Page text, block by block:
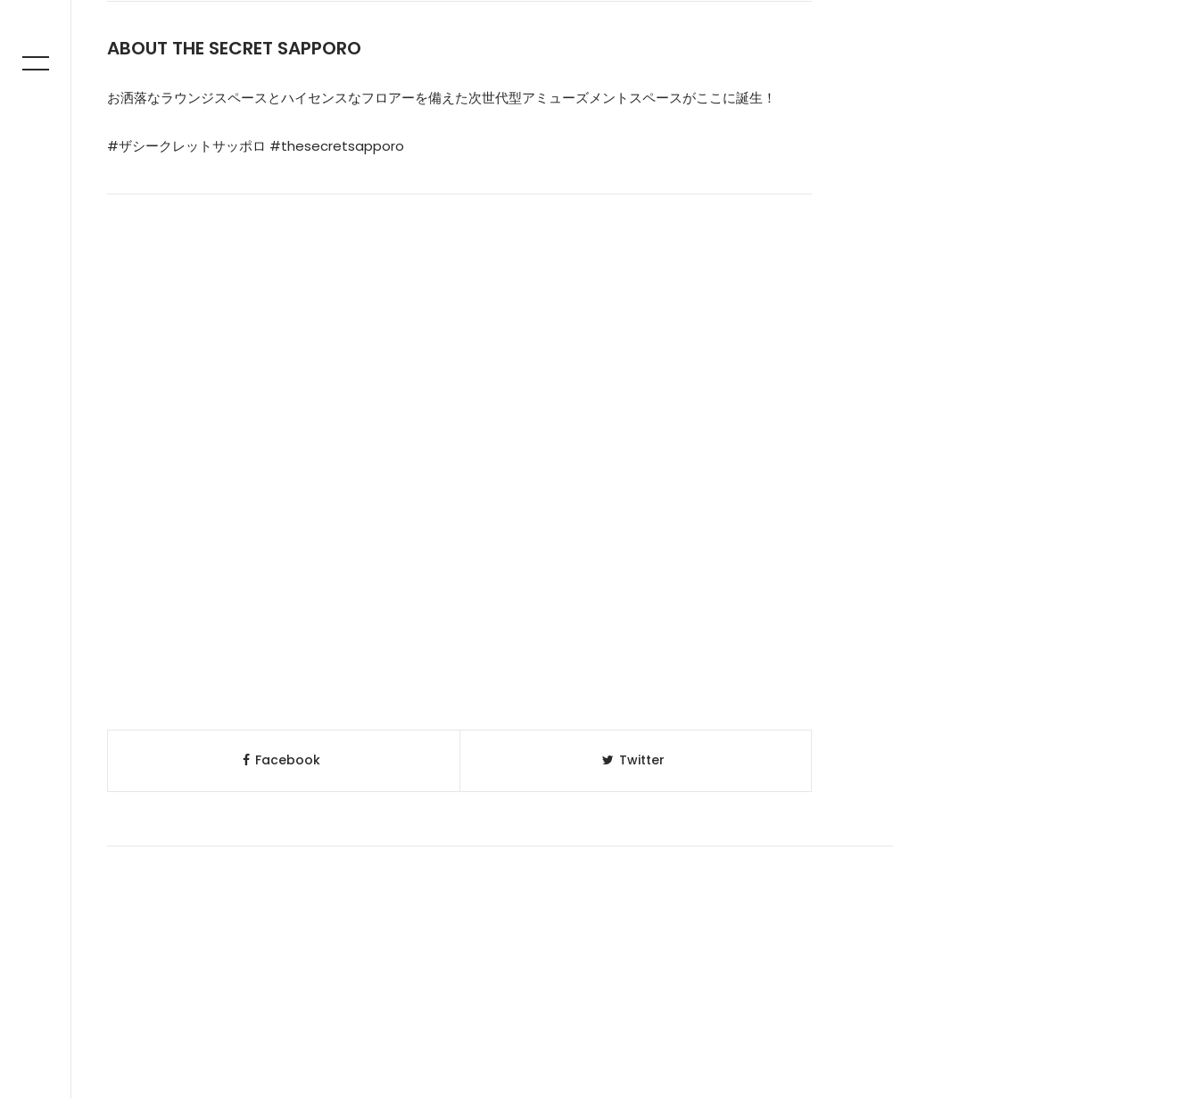
ABOUT THE SECRET SAPPORO
お洒落なラウンジスペースとハイセンスなフロアーを備えた次世代型アミューズメントスペースがここに誕生！
#ザシークレットサッポロ #thesecretsapporo
Facebook Twitter